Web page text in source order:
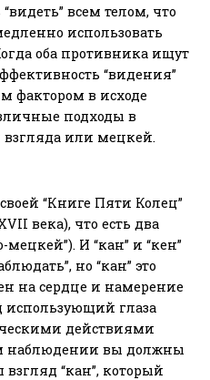
всем телом, что
использовать
оба противника ищут
“видения”
фактором в исходе
подходы в
или мецкей.
“Книге Пяти Колец”
века), что есть два
И “кан” и “кен”
но “кан” это
на сердце и намерение
использующий глаза
действиями
наблюдении вы должны
“кан”, который